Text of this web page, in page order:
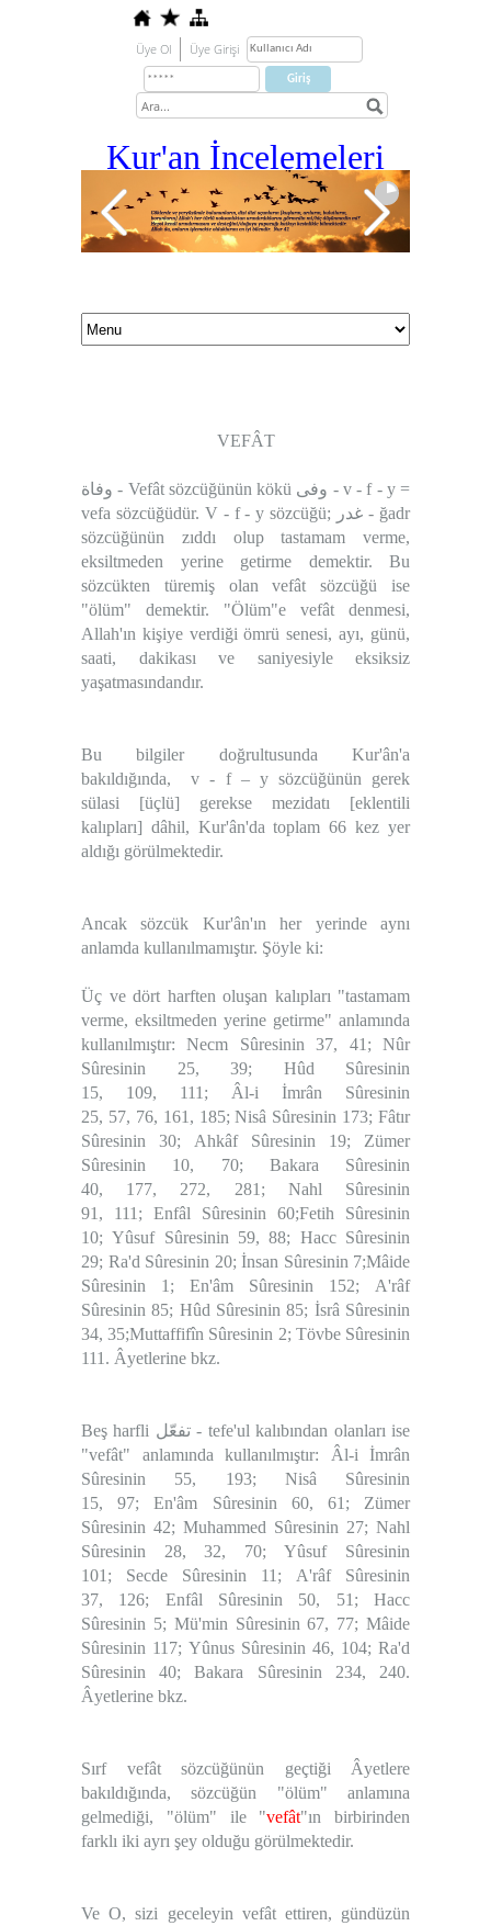
Üye Ol Üye Girişi
Kur'an İncelemeleri
VEFÂT
وفاة - Vefât sözcüğünün kökü وفى - v - f - y =
vefa sözcüğüdür. V - f - y sözcüğü;
غدر - ğadr
sözcüğünün zıddı olup tastamam verme,
eksiltmeden yerine getirme demektir. Bu
sözcükten türemiş olan vefât sözcüğü ise
"ölüm" demektir. "Ölüm"e vefât denmesi,
Allah'ın kişiye verdiği ömrü senesi, ayı, günü,
saati, dakikası ve saniyesiyle eksiksiz
yaşatmasındandır.
Bu bilgiler doğrultusunda Kur'ân'a
bakıldığında, v - f – y sözcüğünün gerek
sülasi [üçlü] gerekse mezidatı [eklentili
kalıpları] dâhil, Kur'ân'da toplam 66 kez yer
aldığı görülmektedir.
Ancak sözcük Kur'ân'ın her yerinde aynı
anlamda kullanılmamıştır. Şöyle ki:
Üç ve dört harften oluşan kalıpları "tastamam
verme, eksiltmeden yerine getirme" anlamında
kullanılmıştır: Necm Sûresinin 37, 41; Nûr
Sûresinin 25, 39; Hûd Sûresinin
15, 109, 111; Âl-i İmrân Sûresinin
25, 57, 76, 161, 185; Nisâ Sûresinin 173; Fâtır
Sûresinin 30; Ahkâf Sûresinin 19; Zümer
Sûresinin 10, 70; Bakara Sûresinin
40, 177, 272, 281; Nahl Sûresinin
91, 111; Enfâl Sûresinin 60;Fetih Sûresinin
10; Yûsuf Sûresinin 59, 88; Hacc Sûresinin
29; Ra'd Sûresinin 20; İnsan Sûresinin 7;Mâide
Sûresinin 1; En'âm Sûresinin 152; A'râf
Sûresinin 85; Hûd Sûresinin 85; İsrâ Sûresinin
34, 35;Muttaffifîn Sûresinin 2; Tövbe Sûresinin
111. Âyetlerine bkz.
Beş harfli تفعّل- tefe'ul kalıbından olanları ise
"vefât" anlamında kullanılmıştır: Âl-i İmrân
Sûresinin 55, 193; Nisâ Sûresinin
15, 97; En'âm Sûresinin 60, 61; Zümer
Sûresinin 42; Muhammed Sûresinin 27; Nahl
Sûresinin 28, 32, 70; Yûsuf Sûresinin
101; Secde Sûresinin 11; A'râf Sûresinin
37, 126; Enfâl Sûresinin 50, 51; Hacc
Sûresinin 5; Mü'min Sûresinin 67, 77; Mâide
Sûresinin 117; Yûnus Sûresinin 46, 104; Ra'd
Sûresinin 40; Bakara Sûresinin 234, 240.
Âyetlerine bkz.
Sırf vefât sözcüğünün geçtiği Âyetlere
bakıldığında, sözcüğün "ölüm" anlamına
gelmediği, "ölüm" ile "vefât"ın birbirinden
farklı iki ayrı şey olduğu görülmektedir.
Ve O, sizi geceleyin vefât ettiren, gündüzün